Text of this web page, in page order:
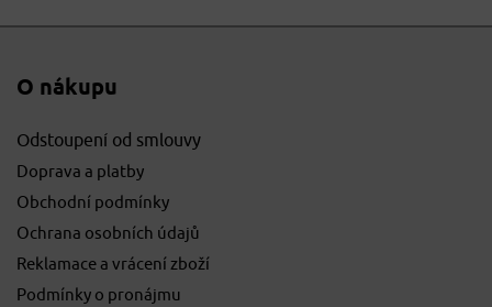
O nákupu
Odstoupení od smlouvy
Doprava a platby
Obchodní podmínky
Ochrana osobních údajů
Reklamace a vrácení zboží
Podmínky o pronájmu